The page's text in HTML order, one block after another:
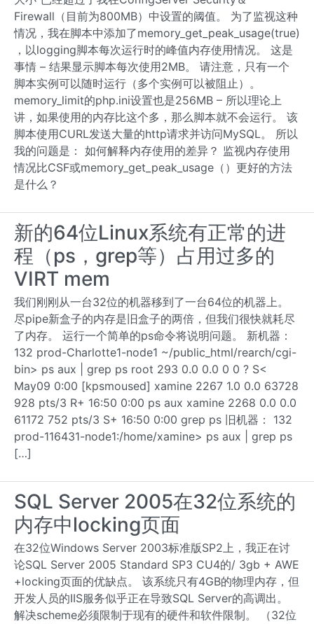
Firewall（目前为800MB）中设置的阈值。 为了监视这种
情况，我在脚本中添加了memory_get_peak_usage(true)
，以logging脚本每次运行时的峰值内存使用情况。 这是
事情 – 结果显示脚本每次使用2MB。 请注意，只有一个
脚本实例可以随时运行（多个实例可以被阻止）。
memory_limit的php.ini设置也是256MB – 所以理论上
讲，如果使用的内存比这个多，那么脚本就不会运行。 该
脚本使用CURL发送大量的http请求并访问MySQL。 所以
我的问题是： 如何解释内存使用的差异？ 监视内存使用
情况比CSF或memory_get_peak_usage（）更好的方法
是什么？
新的64位Linux系统有正常的进
程（ps，grep等）占用过多的
VIRT mem
我们刚刚从一台32位的机器移到了一台64位的机器上。
尽pipe新盒子的内存是旧盒子的两倍，但我们很快就耗尽
了内存。 运行一个简单的ps命令将说明问题。 新机器：
132 prod-Charlotte1-node1 ~/public_html/rearch/cgi-
bin> ps aux | grep ps root 293 0.0 0.0 0 0 ? S<
May09 0:00 [kpsmoused] xamine 2267 1.0 0.0 63728
928 pts/3 R+ 16:50 0:00 ps aux xamine 2268 0.0 0.0
61172 752 pts/3 S+ 16:50 0:00 grep ps 旧机器： 132
prod-116431-node1:/home/xamine> ps aux | grep ps
[…]
SQL Server 2005在32位系统的
内存中locking页面
在32位Windows Server 2003标准版SP2上，我正在讨
论SQL Server 2005 Standard SP3 CU4的/ 3gb + AWE
+locking页面的优缺点。 该系统只有4GB的物理内存，但
开发人员的IIS服务似乎正在导致SQL Server的高调出。
解决scheme必须限制于现有的硬件和软件限制。 （32位